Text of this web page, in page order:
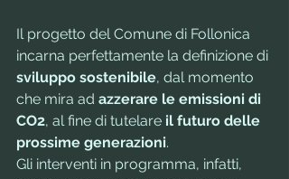
Il progetto del Comune di Follonica
incarna perfettamente la definizione di
sviluppo sostenibile, dal momento
che mira ad azzerare le emissioni di
CO2, al fine di tutelare il futuro delle
prossime generazioni.
Gli interventi in programma, infatti,